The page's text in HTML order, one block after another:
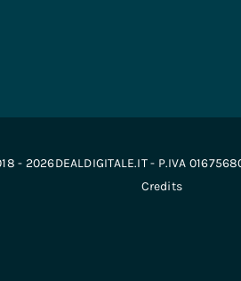
- 2026DEALDIGITALE.IT - P.IVA
Credits